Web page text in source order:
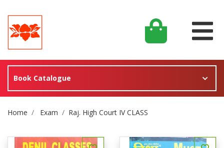
Book Catalogue
Site Breadcrumb
Home Exam Raj. High Court IV CLASS